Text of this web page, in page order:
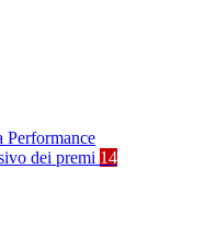
Performance
dei premi 14